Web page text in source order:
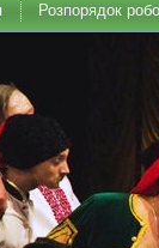
Розпорядок